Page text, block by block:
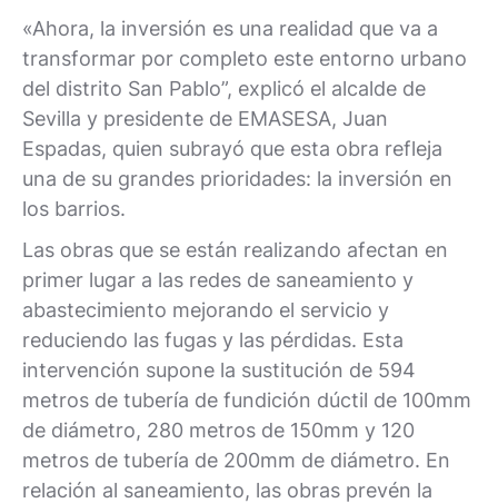
«Ahora, la inversión es una realidad que va a
transformar por completo este entorno urbano
del distrito San Pablo”, explicó el alcalde de
Sevilla y presidente de EMASESA, Juan
Espadas, quien subrayó que esta obra refleja
una de su grandes prioridades: la inversión en
los barrios.
Las obras que se están realizando afectan en
primer lugar a las redes de saneamiento y
abastecimiento mejorando el servicio y
reduciendo las fugas y las pérdidas. Esta
intervención supone la sustitución de 594
metros de tubería de fundición dúctil de 100mm
de diámetro, 280 metros de 150mm y 120
metros de tubería de 200mm de diámetro. En
relación al saneamiento, las obras prevén la